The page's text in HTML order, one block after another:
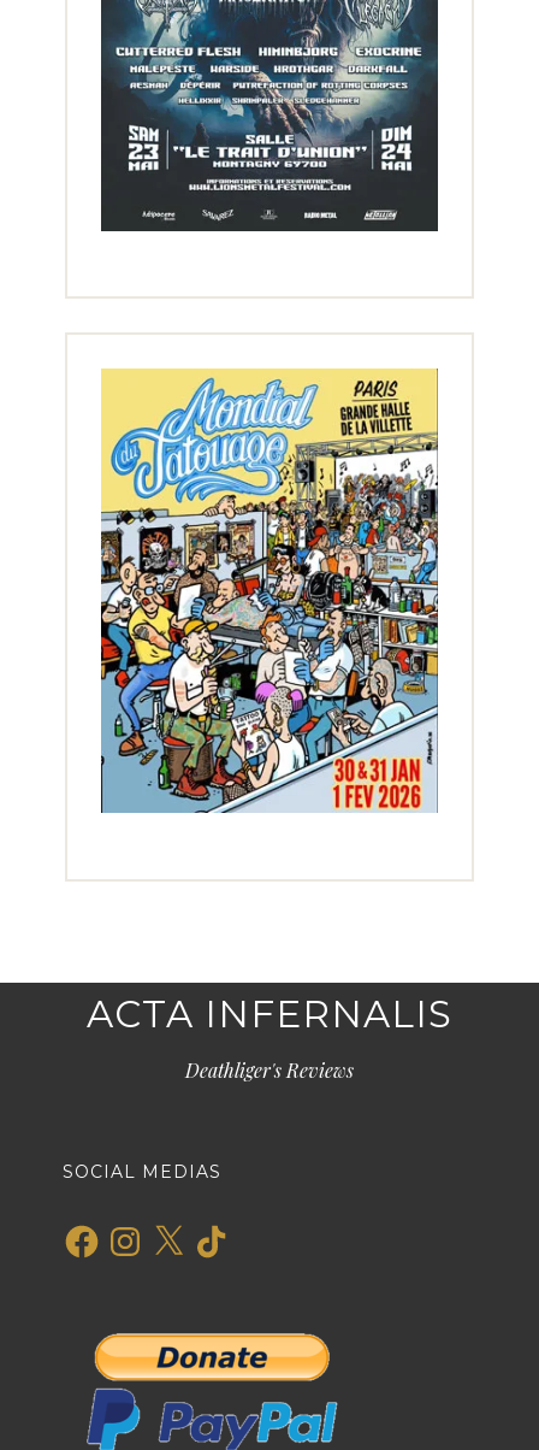
ACTA INFERNALIS
Deathliger's Reviews
SOCIAL MEDIAS
FacebookInstagram
X TikTok